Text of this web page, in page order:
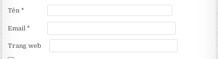
Tên *
Email *
Trang web